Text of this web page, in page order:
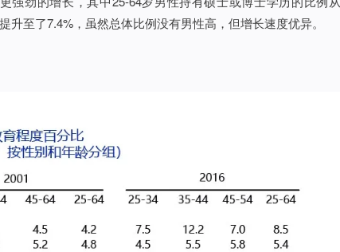
升至了7.4%，虽然总体比例没有男性高，但增长速度优异。